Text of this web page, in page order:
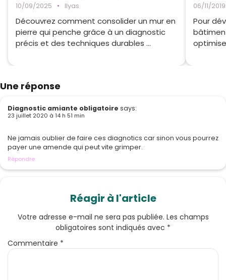
10/09/2025 • Ilyas
Découvrez comment consolider un mur en
pierre qui penche grâce à un diagnostic
précis et des techniques durables ...
06/11/2019
Pour
Une réponse
Diagnostic amiante obligatoire says:
23 juillet 2020 à 14 h 51 min
Ne jamais oublier de faire ces diagnotics car sinon vous pourrez
payer une amende qui peut vite grimper.
Répondre
Réagir à l'article
Votre adresse e-mail ne sera pas publiée. Les champs
obligatoires sont indiqués avec *
Commentaire *